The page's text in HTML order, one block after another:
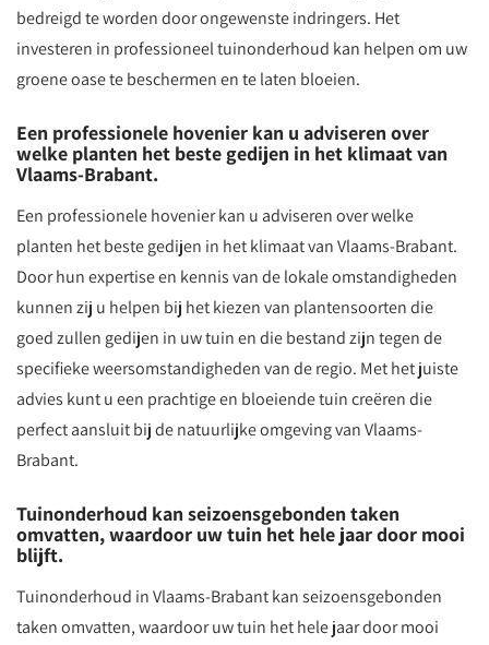
bedreigd te worden door ongewenste indringers. Het
investeren in professioneel tuinonderhoud kan helpen om uw
groene oase te beschermen en te laten bloeien.
Een professionele hovenier kan u adviseren over
welke planten het beste gedijen in het klimaat van
Vlaams-Brabant.
Een professionele hovenier kan u adviseren over welke
planten het beste gedijen in het klimaat van Vlaams-Brabant.
Door hun expertise en kennis van de lokale omstandigheden
kunnen zij u helpen bij het kiezen van plantensoorten die
goed zullen gedijen in uw tuin en die bestand zijn tegen de
specifieke weersomstandigheden van de regio. Met het juiste
advies kunt u een prachtige en bloeiende tuin creëren die
perfect aansluit bij de natuurlijke omgeving van Vlaams-
Brabant.
Tuinonderhoud kan seizoensgebonden taken
omvatten, waardoor uw tuin het hele jaar door mooi
blijft.
Tuinonderhoud in Vlaams-Brabant kan seizoensgebonden
taken omvatten, waardoor uw tuin het hele jaar door mooi